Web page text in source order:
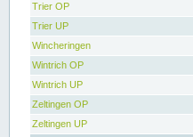
Trier OP
Trier UP
Wincheringen
Wintrich OP
Wintrich UP
Zeltingen OP
Zeltingen UP